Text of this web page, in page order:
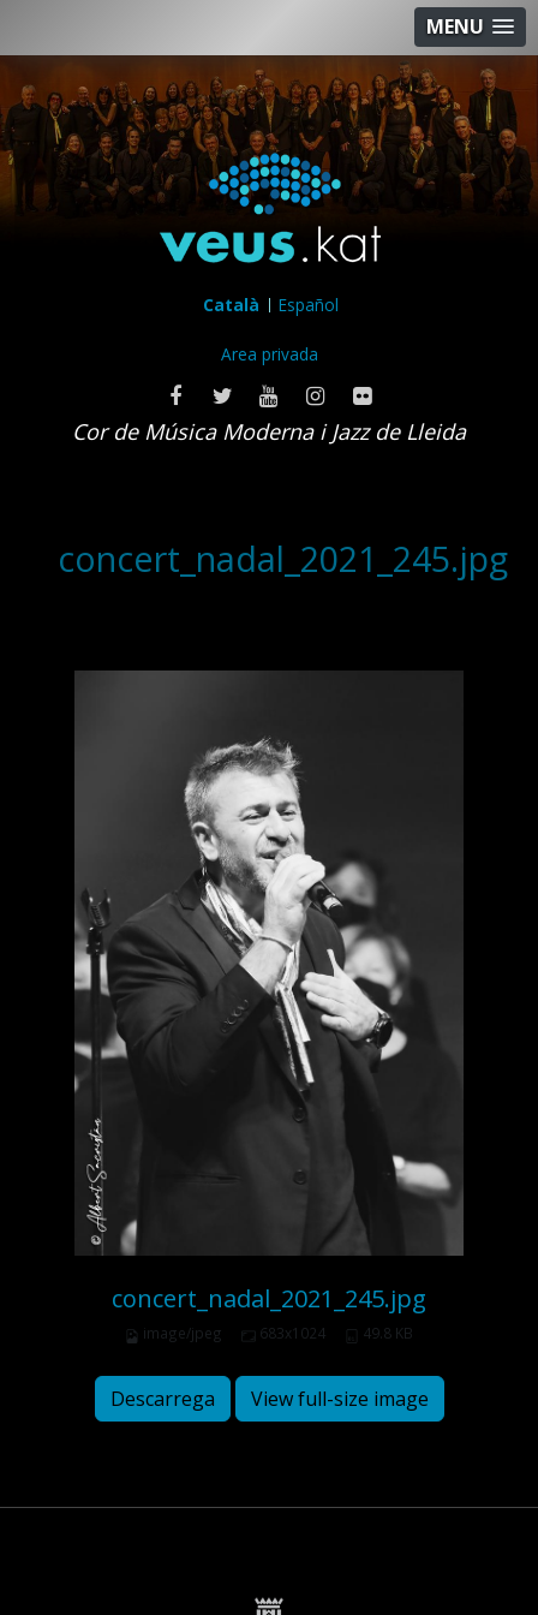
MENU
Català Español
Area privada
Cor de Música Moderna i Jazz de Lleida
concert_nadal_2021_245.jpg
concert_nadal_2021_245.jpg
image/jpeg 683x1024 49.8 KB
Descarrega View full-size image